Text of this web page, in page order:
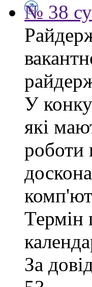
№ 38
У
які
роботи
Термін
За